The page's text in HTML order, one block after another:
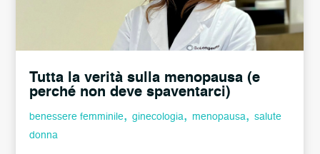
Tutta la verità sulla menopausa (e
perché non deve spaventarci)
benessere femminile,ginecologia, menopausa,salute
donna